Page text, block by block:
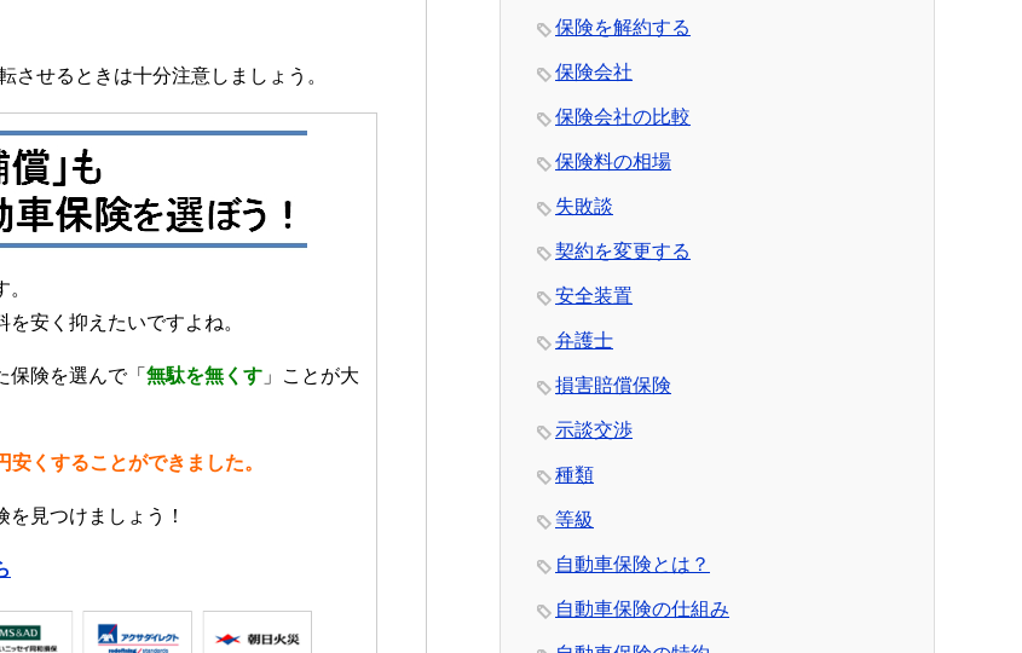
させるときは十分注意しましょう。
安く抑えたいですよね。
険を選んで「 無駄を無くす 」ことが大
くすることができました。
見つけましょう！
保険を解約する
保険会社
保険会社の比較
保険料の相場
失敗談
契約を変更する
安全装置
弁護士
損害賠償保険
示談交渉
種類
等級
自動車保険とは？
自動車保険の仕組み